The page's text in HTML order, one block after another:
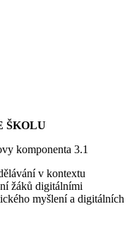
ŠKOLU
komponenta 3.1
v kontextu
žáků digitálními
myšlení a digitálních